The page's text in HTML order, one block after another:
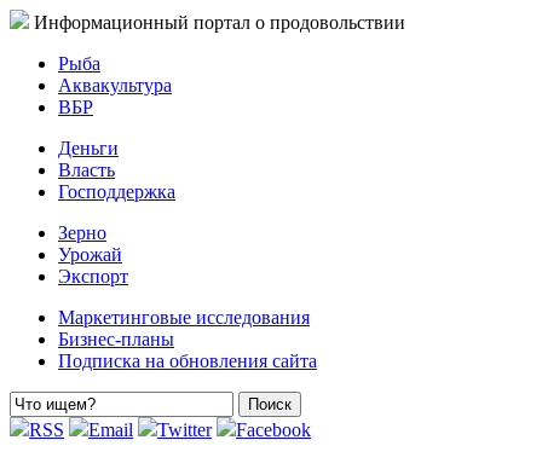
Информационный портал о продовольствии
Рыба
Аквакультура
ВБР
Деньги
Власть
Господдержка
Зерно
Урожай
Экспорт
Маркетинговые исследования
Бизнес-планы
Подписка на обновления сайта
RSS Email Twitter Facebook